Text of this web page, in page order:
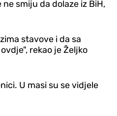
smiju da dolaze iz BiH,
stavove i da sa
rekao je Željko
U masi su se vidjele